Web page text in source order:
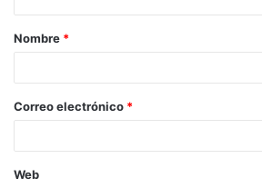
Nombre *
Correo electrónico *
Web